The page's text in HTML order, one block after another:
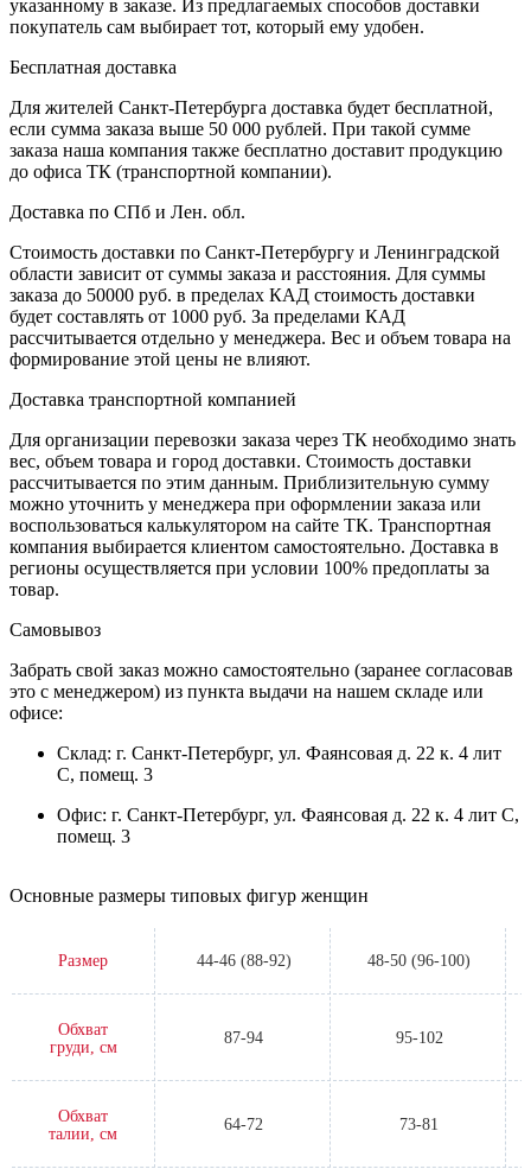
указанному в заказе. Из предлагаемых способов доставки
покупатель сам выбирает тот, который ему удобен.
Бесплатная доставка
Для жителей Санкт-Петербурга доставка будет бесплатной,
если сумма заказа выше 50 000 рублей. При такой сумме
заказа наша компания также бесплатно доставит продукцию
до офиса ТК (транспортной компании).
Доставка по СПб и Лен. обл.
Стоимость доставки по Санкт-Петербургу и Ленинградской
области зависит от суммы заказа и расстояния. Для суммы
заказа до 50000 руб. в пределах КАД стоимость доставки
будет составлять от 1000 руб. За пределами КАД
рассчитывается отдельно у менеджера. Вес и объем товара на
формирование этой цены не влияют.
Доставка транспортной компанией
Для организации перевозки заказа через ТК необходимо знать
вес, объем товара и город доставки. Стоимость доставки
рассчитывается по этим данным. Приблизительную сумму
можно уточнить у менеджера при оформлении заказа или
воспользоваться калькулятором на сайте ТК. Транспортная
компания выбирается клиентом самостоятельно. Доставка в
регионы осуществляется при условии 100% предоплаты за
товар.
Самовывоз
Забрать свой заказ можно самостоятельно (заранее согласовав
это с менеджером) из пункта выдачи на нашем складе или
офисе:
Склад: г. Санкт-Петербург, ул. Фаянсовая д. 22 к. 4 лит
С, помещ. 3
Офис: г. Санкт-Петербург, ул. Фаянсовая д. 22 к. 4 лит С,
помещ. 3
Основные размеры типовых фигур женщин
Размер 44-46 (88-92) 48-50 (96-100)
Обхват
груди, см
87-94 95-102
Обхват
талии, см
64-72 73-81